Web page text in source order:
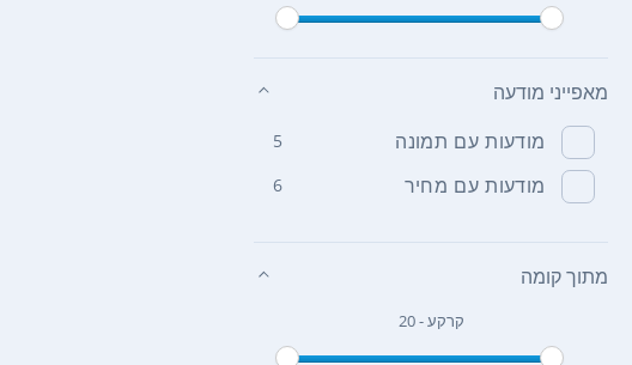
מאפייני מודעה
מודעות עם תמונה 5
מודעות עם מחיר 6
מתוך קומה
קרקע - 20